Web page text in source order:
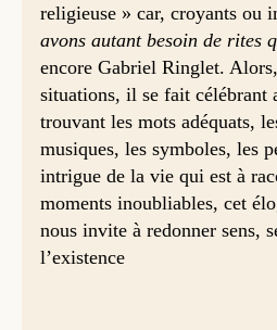
religieuse » car, croyants ou
avons autant besoin de rites
encore Gabriel Ringlet.
situations, il se fait célébrant
trouvant les mots adéquats,
musiques, les symboles, les
intrigue de la vie qui est à
moments inoubliables, cet
nous invite à redonner sens,
l’existence